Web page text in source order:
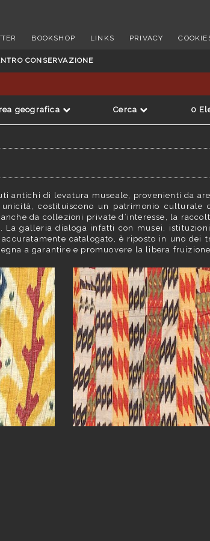
BOOKSHOP LINKS PRIVACY
CONSERVAZIONE
geografica Cerca 0
antichi di levatura museale, provenienti da
costituiscono un patrimonio culturale
da collezioni private d’interesse, la
La galleria dialoga infatti con musei,
catalogato, è riposto in uno dei
a garantire e promuovere la libera